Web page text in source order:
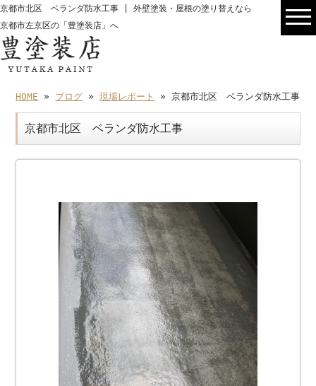
京都市北区 ベランダ防水工事 | 外壁塗装・屋根の塗り替えなら
京都市左京区の「豊塗装店」へ
HOME » ブログ »現場レポート » 京都市北区 ベランダ防水工事
京都市北区 ベランダ防水工事